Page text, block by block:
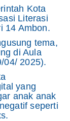
Kota
Literasi
14 Ambon.
tema,
di Aula
04/ 2025).
yang
anak anak
seperti